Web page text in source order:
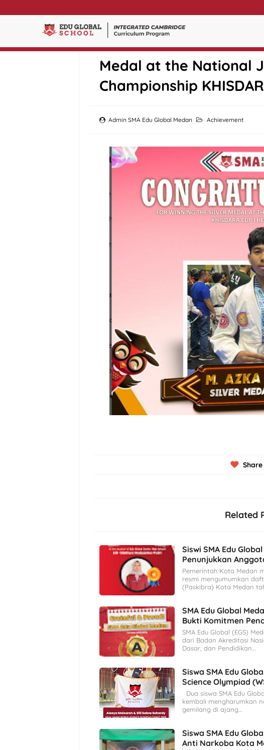
Muhammad Azka
Medal at the National
Championship
Admin SMA Edu Global Medan Achievement
Related
Siswi SMA Edu
Penunjukkan
Pemerintah Kota Medan
resmi mengumumkan
(Paskibra) Kota Medan
SMA Edu Global
Bukti Komitmen
SMA Edu Global (EGS)
dari Badan Akreditasi
Dasar, dan Pendidikan…
Siswa SMA Edu
Science Olympiad
Dua siswa SMA Edu
kembali mengharumkan
gemilang di ajang…
Siswa SMA Edu
Anti Narkoba Kota